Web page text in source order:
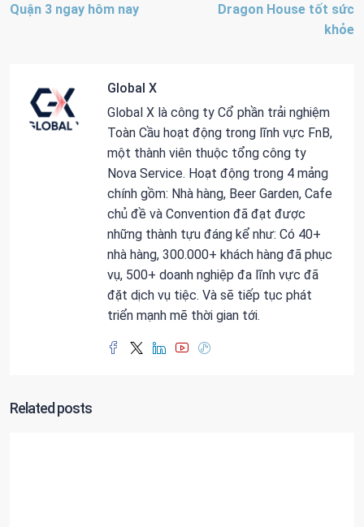
Quận 3 ngay hôm nay
Dragon House tốt sức
khỏe
Global X
Global X là công ty Cổ phần trải nghiệm
Toàn Cầu hoạt động trong lĩnh vực FnB,
một thành viên thuộc tổng công ty
Nova Service. Hoạt động trong 4 mảng
chính gồm: Nhà hàng, Beer Garden, Cafe
chủ đề và Convention đã đạt được
những thành tựu đáng kể như: Có 40+
nhà hàng, 300.000+ khách hàng đã phục
vụ, 500+ doanh nghiệp đa lĩnh vực đã
đặt dịch vụ tiệc. Và sẽ tiếp tục phát
triển mạnh mẽ thời gian tới.
Related posts